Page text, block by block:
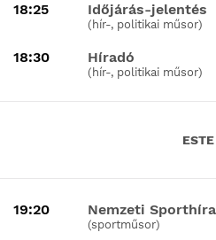
18:25 Időjárás-jelentés
(hír-, politikai műsor)
18:30 Híradó
(hír-, politikai műsor)
ESTE
19:20 Nemzeti
(sportműsor)